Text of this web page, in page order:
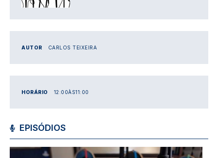
AUTOR CARLOS TEIXEIRA
HORÁRIO 12:00ÀS11:00
EPISÓDIOS